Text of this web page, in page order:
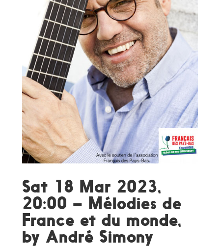
Sat 18 Mar 2023,
20:00 – Mélodies de
France et du monde,
by André Simony